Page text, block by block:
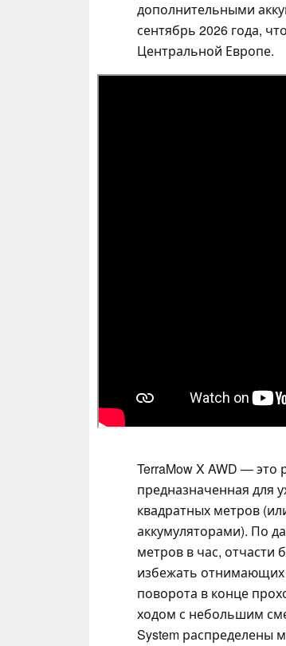
дополнительными
сентябрь 2026 года,
Центральной Европе.
TerraMow X AWD —
предназначенная для
квадратных метров
аккумуляторами). По
метров в час, отчасти
избежать
поворота в конце
ходом с небольшим
System распределены